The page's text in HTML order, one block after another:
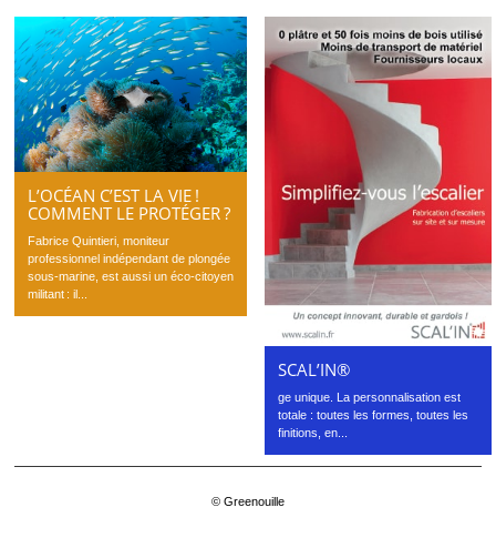
L’OCÉAN C’EST LA VIE !
COMMENT LE PROTÉGER ?
Fabrice Quintieri, moniteur
professionnel indépendant de plongée
sous-marine, est aussi un éco-citoyen
militant : il...
SCAL’IN®
ge unique. La personnalisation est
totale : toutes les formes, toutes les
finitions, en...
© Greenouille